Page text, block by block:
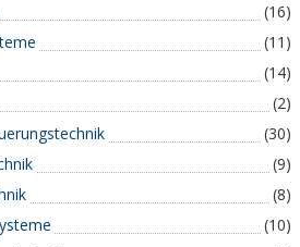
(16)
(11)
(14)
(2)
(30)
(9)
(8)
(10)